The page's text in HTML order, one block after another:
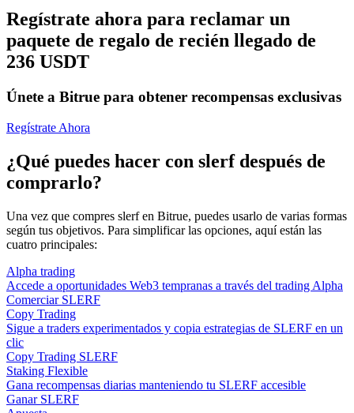
Regístrate ahora para reclamar un
paquete de regalo de recién llegado de
236 USDT
Únete a Bitrue para obtener recompensas exclusivas
Regístrate Ahora
¿Qué puedes hacer con slerf después de
comprarlo?
Una vez que compres slerf en Bitrue, puedes usarlo de varias formas
según tus objetivos. Para simplificar las opciones, aquí están las
cuatro principales:
Alpha trading
Accede a oportunidades Web3 tempranas a través del trading Alpha
Comerciar SLERF
Copy Trading
Sigue a traders experimentados y copia estrategias de SLERF en un
clic
Copy Trading SLERF
Staking Flexible
Gana recompensas diarias manteniendo tu SLERF accesible
Ganar SLERF